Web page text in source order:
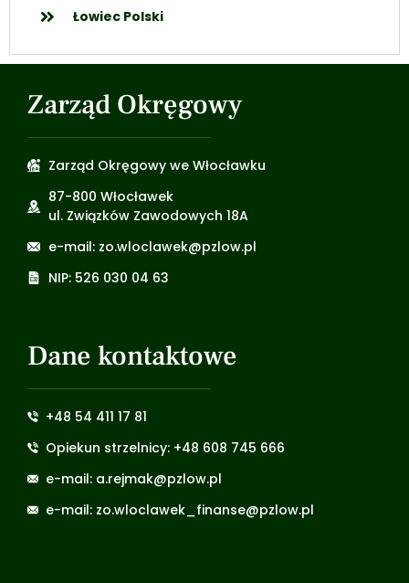
Łowiec Polski
Zarząd Okręgowy
Zarząd Okręgowy we Włocławku
87-800 Włocławek
ul. Związków Zawodowych 18A
e-mail: zo.wloclawek@pzlow.pl
NIP: 526 030 04 63
Dane kontaktowe
+48 54 411 17 81
Opiekun strzelnicy: +48 608 745 666
e-mail: a.rejmak@pzlow.pl
e-mail: zo.wloclawek_finanse@pzlow.pl